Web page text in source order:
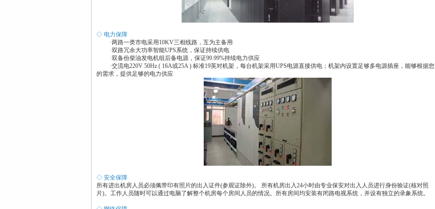
◇ 电力保障
·两路一类市电采用10KV三相线路，互为主备用
·双路冗余大功率智能UPS系统，保证持续供电
·双备份柴油发电机组后备电源，保证99.99%持续电力供应
·交流电220V 50Hz ( 16A或25A ) 标准19英对机架，每台机架采用UPS电源直接供电；机架内设置足够多电源插座，能够根据您
的需求，提供足够的电力供应
◇ 安全保障
所有进出机房人员必须佩带印有照片的出入证件(参观证除外)。 所有机房出入24小时由专业保安对出入人员进行身份验证(核对照
片)。工作人员随时可以通过电脑了解整个机房每个房间人员的情况。所有房间均安装有闭路电视系统，并设有独立的录象系统。